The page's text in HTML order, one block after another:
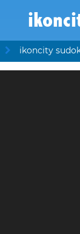
ikoncity